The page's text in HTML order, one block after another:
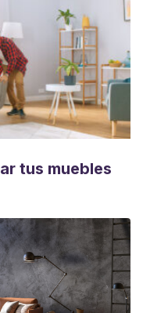
tus muebles